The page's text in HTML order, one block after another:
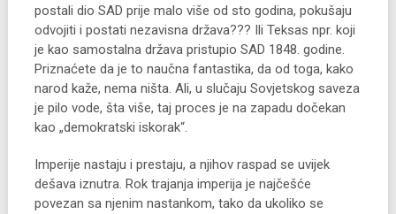
postali dio SAD prije malo više od sto godina, pokušaju
odvojiti i postati nezavisna država??? Ili Teksas npr. koji
je kao samostalna država pristupio SAD 1848. godine.
Priznaćete da je to naučna fantastika, da od toga, kako
narod kaže, nema ništa. Ali, u slučaju Sovjetskog saveza
je pilo vode, šta više, taj proces je na zapadu dočekan
kao „demokratski iskorak“.
Imperije nastaju i prestaju, a njihov raspad se uvijek
dešava iznutra. Rok trajanja imperija je najčešće
povezan sa njenim nastankom, tako da ukoliko se